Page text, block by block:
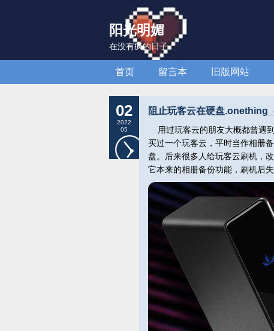
阳光明媚
在没有疯的日子
首页 留言本 旧版网站
02
2022
05
阻止玩客云在硬盘
用过玩客云的朋友大概都曾遇
买过一个玩客云，平时当作相册
盘。后来很多人给玩客云刷机，
它本来的相册备份功能，刷机后